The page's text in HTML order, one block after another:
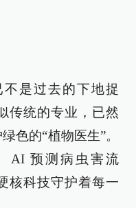
是过去的下地捉
传统的专业，已然
色的“植物医生”。
AI 预测病虫害流
科技守护着每一